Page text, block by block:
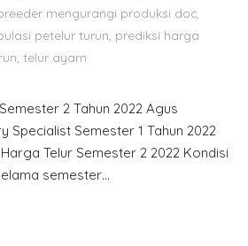
mengurangi produksi doc,
petelur turun, prediksi harga
, telur ayam
2 Tahun 2022 Agus
Specialist Semester 1 Tahun 2022
Telur Semester 2 2022 Kondisi
semester…